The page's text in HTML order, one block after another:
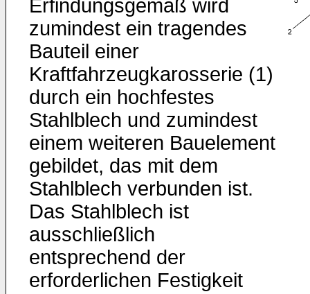
Erfindungsgemäß wird
zumindest ein tragendes
Bauteil einer
Kraftfahrzeugkarosserie (1)
durch ein hochfestes
Stahlblech und zumindest
einem weiteren Bauelement
gebildet, das mit dem
Stahlblech verbunden ist.
Das Stahlblech ist
ausschließlich
entsprechend der
erforderlichen Festigkeit